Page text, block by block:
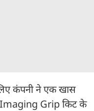
लिए कंपनी ने एक खास
Imaging Grip किट के